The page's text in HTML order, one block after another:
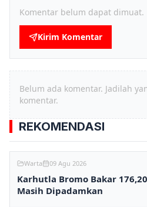
Komentar belum dapat dimuat.
Kirim Komentar
Belum ada komentar. Jadilah
komentar.
REKOMENDASI
Warta 09 Agu 2026
Karhutla Bromo Bakar
Masih Dipadamkan